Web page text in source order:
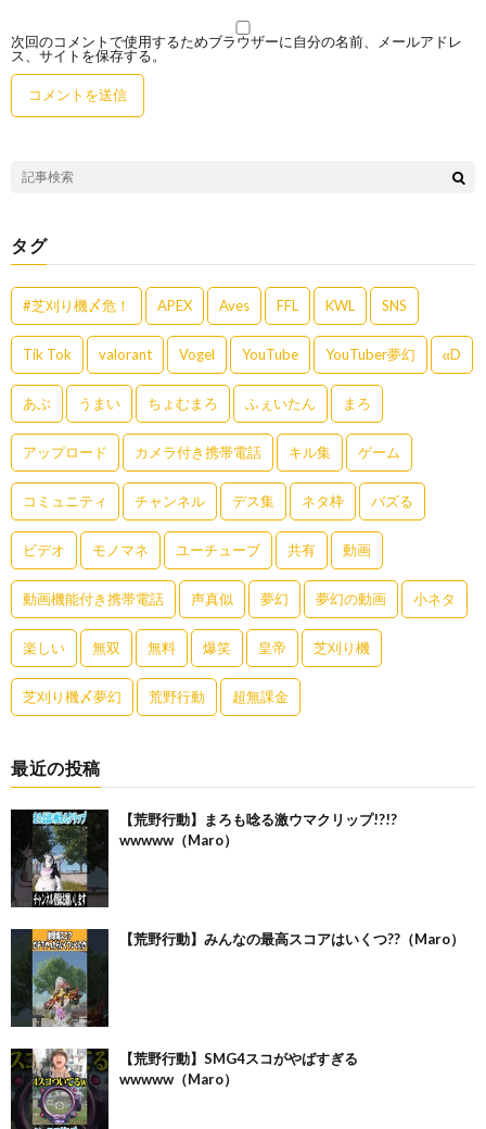
次回のコメントで使用するためブラウザーに自分の名前、メールアドレ
ス、サイトを保存する。
タグ
#芝刈り機〆危！ APEX Aves FFL KWL SNS
Tik Tok valorant Vogel YouTube YouTuber夢幻 αD
あぶ うまい ちょむまろ ふぇいたん まろ
アップロード カメラ付き携帯電話 キル集 ゲーム
コミュニティ チャンネル デス集 ネタ枠 バズる
ビデオ モノマネ ユーチューブ 共有 動画
動画機能付き携帯電話 声真似 夢幻 夢幻の動画 小ネタ
楽しい 無双 無料 爆笑 皇帝 芝刈り機
芝刈り機〆夢幻 荒野行動 超無課金
最近の投稿
【荒野行動】まろも唸る激ウマクリップ!?!?
wwwww（Maro）
【荒野行動】みんなの最高スコアはいくつ??（Maro）
【荒野行動】SMG4スコがやばすぎる
wwwww（Maro）